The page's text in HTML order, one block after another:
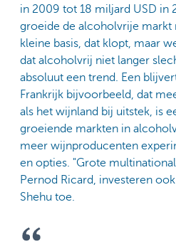
in 2009 tot 18 miljard USD in
groeide de alcoholvrije markt
kleine basis, dat klopt, maar
dat alcoholvrij niet langer
absoluut een trend. Een
Frankrijk bijvoorbeeld, dat
als het wijnland bij uitstek, is
groeiende markten in
meer wijnproducenten
en opties. "Grote
Pernod Ricard, investeren
Shehu toe.